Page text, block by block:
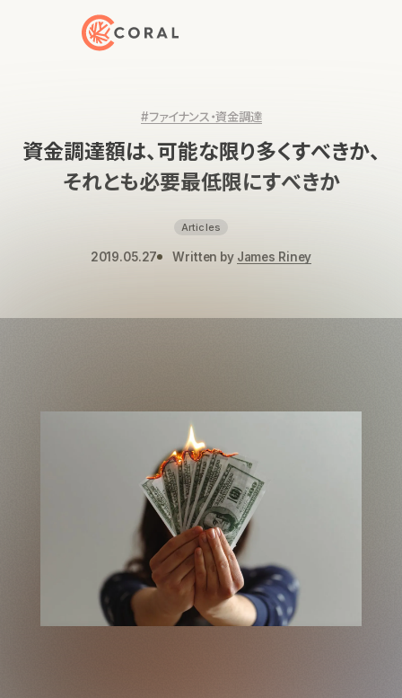
トップページへ戻る
#ファイナンス・資金調達
資金調達額は、可能な限り多くすべきか、
それとも必要最低限にすべきか
Articles
2019.05.27 Written by James Riney